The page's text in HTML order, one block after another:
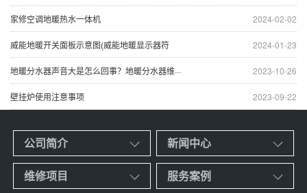
2024-02-02
家修空调地暖热水一体机
2024-01-23
威能地暖开关面板示意图(威能地暖显示器符
2023-10-26
地暖分水器声音大是怎么回事？地暖分水器维···
2023-09-22
壁挂炉使用注意事项
公司简介 新闻中心
维修项目 服务案例